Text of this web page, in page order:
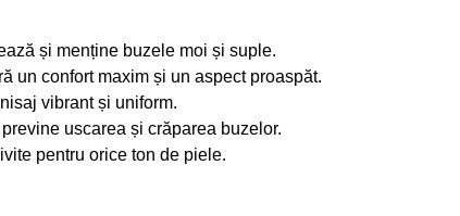
și menține buzele moi și suple.
un confort maxim și un aspect proaspăt.
vibrant și uniform.
uscarea și crăparea buzelor.
pentru orice ton de piele.